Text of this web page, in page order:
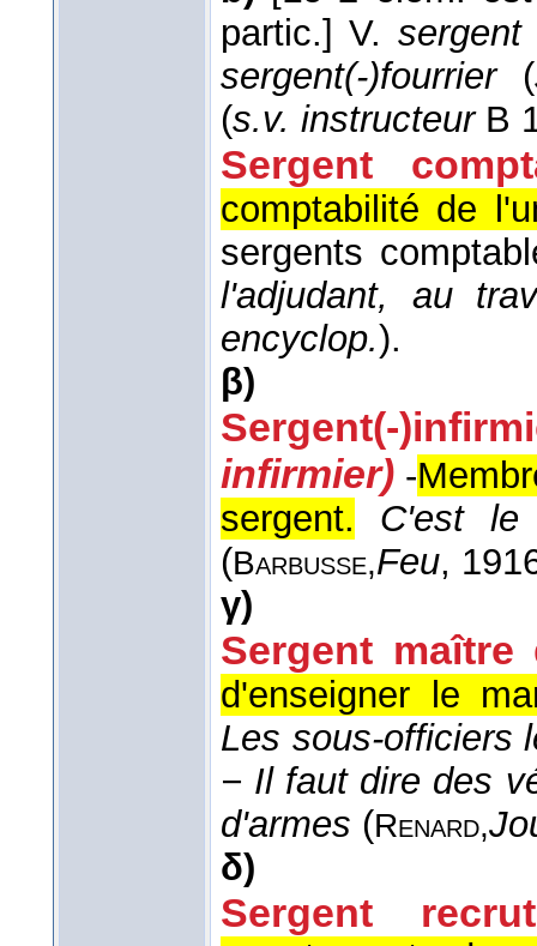
partic.] V. sergent
sergent(-)fourrier(
(s.v. instructeurB
Sergent
comptabilité de
sergents
l'adjudant, au
encyclop.).
β)
Sergent(-
infirmier) -
sergent.
C'est le
(Barbusse,Feu,
γ)
Sergent maître
d'enseigner le
Les sous-officiers
− Il faut dire des
d'armes (Renard,
δ)
Sergent